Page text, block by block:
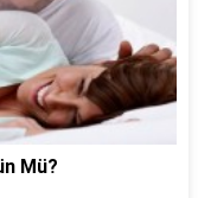
Mü?